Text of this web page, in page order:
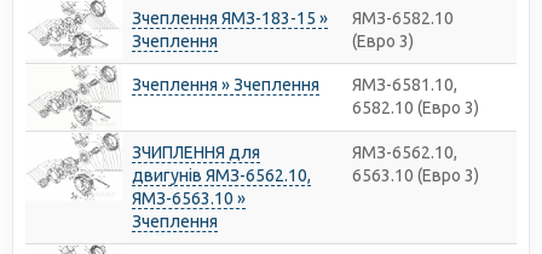
Зчеплення ЯМЗ-183-15 »
Зчеплення
ЯМЗ-6582.10
(Евро 3)
Зчеплення » Зчеплення
ЯМЗ-6581.10,
6582.10 (Евро 3)
ЗЧИПЛЕННЯ для
двигунів ЯМЗ-6562.10,
ЯМЗ-6563.10 »
Зчеплення
ЯМЗ-6562.10,
6563.10 (Евро 3)